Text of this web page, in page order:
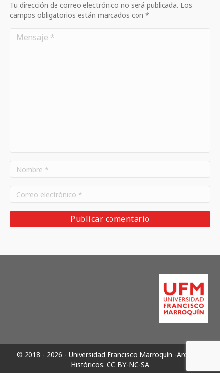
Tu dirección de correo electrónico no será publicada. Los
campos obligatorios están marcados con *
© 2018 - 2026 - Universidad Francisco Marroquín -Archivos
Históricos. CC BY-NC-SA